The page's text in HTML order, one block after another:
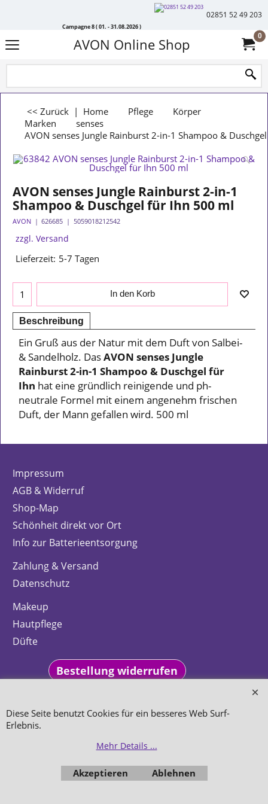
Campagne 8 ( 01. - 31.08.2026 )
02851 52 49 203
AVON Online Shop 0
<< Zurück | Home Pflege
Körper
Marken
senses
AVON senses Jungle Rainburst 2-in-1 Shampoo &
AVON senses Jungle Rainburst 2-in-1
Shampoo & Duschgel für Ihn 500 ml
AVON 626685 5059018212542
zzgl. Versand
Lieferzeit: 5-7 Tagen
In den Korb
Beschreibung
Ein Gruß aus der Natur mit dem Duft von Salbei-
& Sandelholz. DasAVON senses Jungle
Rainburst 2-in-1 Shampoo & Duschgel für
Ihn hat eine gründlich reinigende und ph-
neutrale Formel mit einem angenehm frischen
Duft, der Mann gefallen wird. 500 ml
Impressum
AGB & Widerruf
Shop-Map
Schönheit direkt vor Ort
Info zur Batterieentsorgung
Zahlung & Versand
Datenschutz
Makeup
Hautpflege
Düfte
Bestellung widerrufen
ShopFactory Shop
Software.
Diese Seite benutzt Cookies für ein besseres Web Surf-
Erlebnis.
Mehr Details ...
Akzeptieren Ablehnen